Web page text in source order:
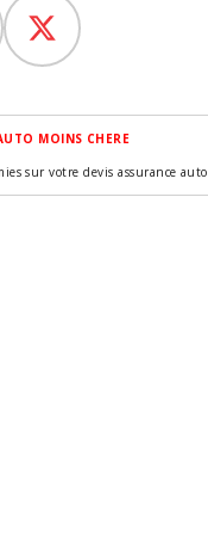
MOINS CHERE
sur votre devis assurance auto